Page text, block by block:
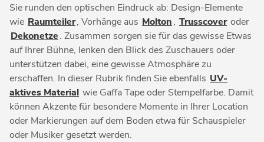
Sie runden den optischen Eindruck ab: Design-Elemente
wie Raumteiler, Vorhänge aus Molton, Trusscover oder
Dekonetze. Zusammen sorgen sie für das gewisse Etwas
auf Ihrer Bühne, lenken den Blick des Zuschauers oder
unterstützen dabei, eine gewisse Atmosphäre zu
erschaffen. In dieser Rubrik finden Sie ebenfalls UV-
aktives Material wie Gaffa Tape oder Stempelfarbe. Damit
können Akzente für besondere Momente in Ihrer Location
oder Markierungen auf dem Boden etwa für Schauspieler
oder Musiker gesetzt werden.